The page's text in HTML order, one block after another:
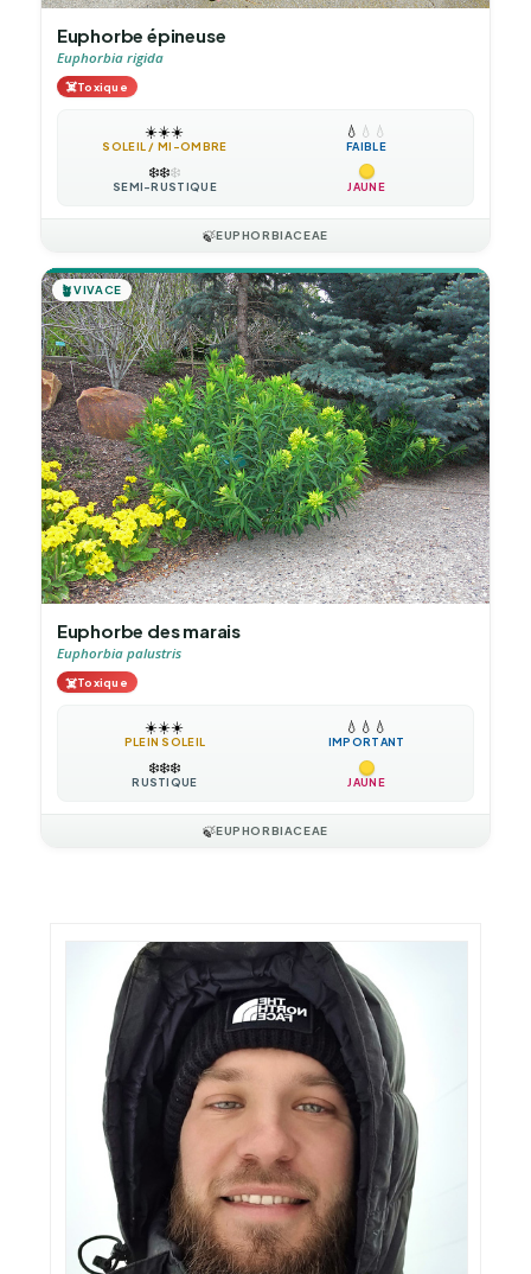
Euphorbe épineuse
Euphorbia rigida
☠️Toxique
☀️☀️☀️
SOLEIL / MI-OMBRE
💧 💧 💧
FAIBLE
❄️❄️❄️
SEMI-RUSTIQUE JAUNE
🍃EUPHORBIACEAE
🪴VIVACE
Euphorbe des marais
Euphorbia palustris
☠️Toxique
☀️☀️☀️
PLEIN SOLEIL
💧 💧 💧
IMPORTANT
❄️❄️❄️
RUSTIQUE JAUNE
🍃EUPHORBIACEAE